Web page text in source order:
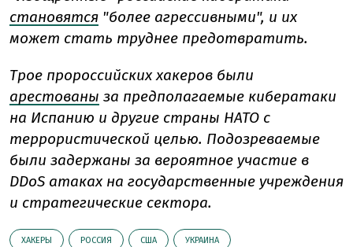
становятся "более агрессивными", и их
может стать труднее предотвратить.
Трое пророссийских хакеров были
арестованы за предполагаемые кибератаки
на Испанию и другие страны НАТО с
террористической целью. Подозреваемые
были задержаны за вероятное участие в
DDoS атаках на государственные учреждения
и стратегические сектора.
ХАКЕРЫ РОССИЯ США УКРАИНА